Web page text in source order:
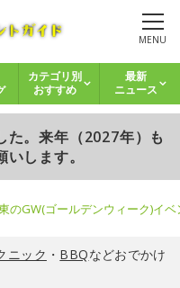
MENU
カテゴリ別
おすすめ
最新
ニュース
た。来年（2027年）も
します。
のGW(ゴールデンウィーク)イ
ニック ・ BBQなどおでかけ